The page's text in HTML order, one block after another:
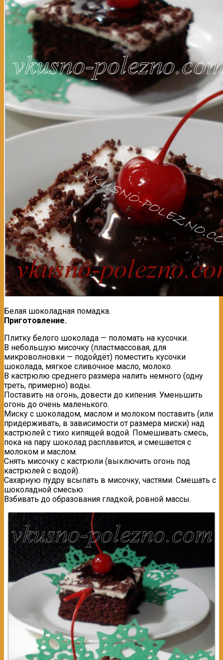
Белая шоколадная помадка.
Приготовление.
Плитку белого шоколада — поломать на кусочки.
В небольшую мисочку (пластмассовая, для
микроволновки — подойдёт) поместить кусочки
шоколада, мягкое сливочное масло, молоко.
В кастрюлю среднего размера налить немного (одну
треть, примерно) воды.
Поставить на огонь, довести до кипения. Уменьшить
огонь до очень маленького.
Миску с шоколадом, маслом и молоком поставить (или
придерживать, в зависимости от размера миски) над
кастрюлей с тихо кипящей водой. Помешивать смесь,
пока на пару шоколад расплавится, и смешается с
молоком и маслом.
Снять мисочку с кастрюли (выключить огонь под
кастрюлей с водой).
Сахарную пудру всыпать в мисочку, частями. Смешать с
шоколадной смесью.
Взбивать до образования гладкой, ровной массы.